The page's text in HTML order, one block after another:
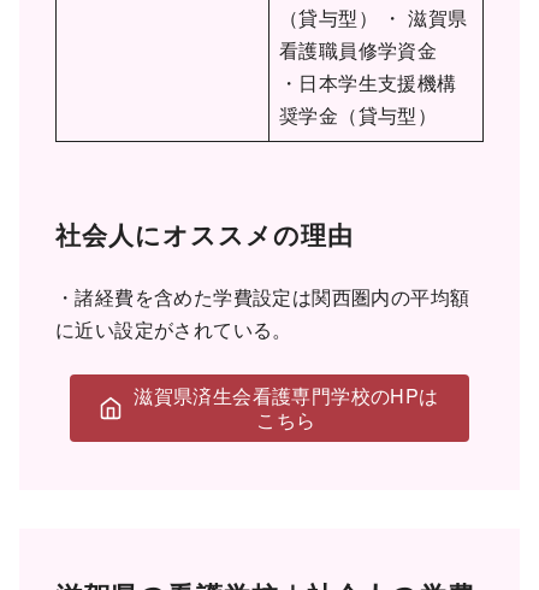
（貸与型） ・ 滋賀県
看護職員修学資金
・日本学生支援機構
奨学金（貸与型）
社会人にオススメの理由
・諸経費を含めた学費設定は関西圏内の平均額
に近い設定がされている。
滋賀県済生会看護専門学校のHPは
こちら